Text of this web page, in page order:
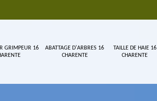
GRIMPEUR 16
ABATTAGE D'ARBRES 16
CHARENTE
TAILLE DE HAIE 16
CHARENTE